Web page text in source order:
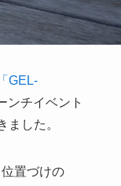
「GEL-
ンチイベント
ました。
置づけの